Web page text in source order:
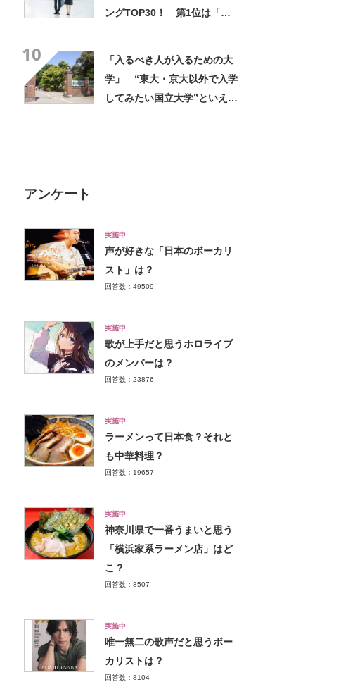
ングTOP30！ 第1位は「一
10
「入るべき人が入るための大
学」 “東大・京大以外で入学
してみたい国立大学”といえ
アンケート
実施中
声が好きな「日本のボーカリ
スト」は？
回答数：49509
実施中
歌が上手だと思うホロライブ
のメンバーは？
回答数：23876
実施中
ラーメンって日本食？それと
も中華料理？
回答数：19657
実施中
神奈川県で一番うまいと思う
「横浜家系ラーメン店」はど
こ？
回答数：8507
実施中
唯一無二の歌声だと思うボー
カリストは？
回答数：8104